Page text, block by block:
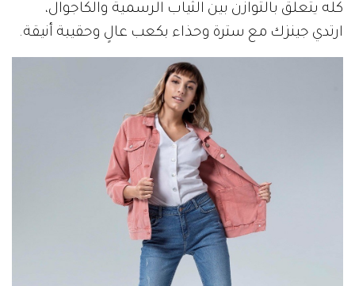
كله يتعلق بالتوازن بين الثياب الرسمية والكاجوال،
ارتدي جينزك مع سترة وحذاء بكعب عالٍ وحقيبة أنيقة.